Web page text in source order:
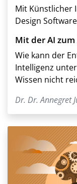
Mit Künstlicher
Design
Mit der AI zum
Wie kann der
Intelligenz
Wissen nicht
Dr. Dr. Annegret